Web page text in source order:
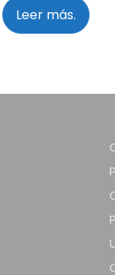
Leer más.